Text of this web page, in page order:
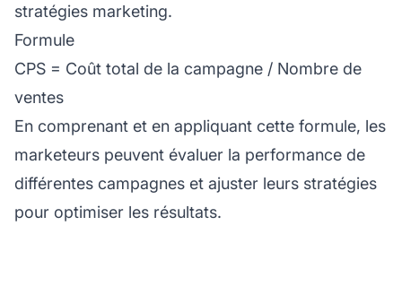
stratégies marketing.
Formule
CPS = Coût total de la campagne / Nombre de
ventes
En comprenant et en appliquant cette formule, les
marketeurs peuvent évaluer la performance de
différentes campagnes et ajuster leurs stratégies
pour optimiser les résultats.